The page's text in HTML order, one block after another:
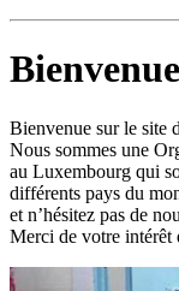
Bienvenue
Bienvenue sur le site
Nous sommes une
au Luxembourg qui
différents pays du
et n’hésitez pas de
Merci de votre intérêt